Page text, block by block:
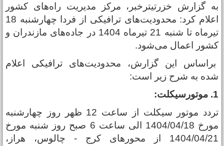
گزارش خزرتیترخبر، مرکز مدیریت راه‌های کشور
اعلام کرد: محدودیت‌های ترافیکی از فردا چهارشنبه 18
تیرماه تا شنبه 21 تیرماه 1404 در جاده‌های مازندران و
اعمال می‌شود.
این گزارش، محدودیت‌های ترافیکی اعلام
به شرح زیر است:
تردد موتور سیکلت از ساعت 12 ظهر روز چهارشنبه
مورخ 1404/04/18 الی ساعت 6 صبح روز شنبه مورخ
1404/04/21 از محور‌های کرج - چالوس، هراز،